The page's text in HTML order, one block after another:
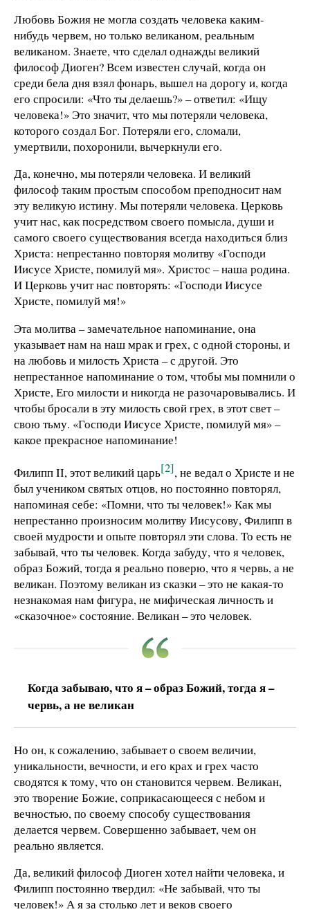
Любовь Божия не могла создать человека каким-
нибудь червем, но только великаном, реальным
великаном. Знаете, что сделал однажды великий
философ Диоген? Всем известен случай, когда он
среди бела дня взял фонарь, вышел на дорогу и, когда
его спросили: «Что ты делаешь?» – ответил: «Ищу
человека!» Это значит, что мы потеряли человека,
которого создал Бог. Потеряли его, сломали,
умертвили, похоронили, вычеркнули его.
Да, конечно, мы потеряли человека. И великий
философ таким простым способом преподносит нам
эту великую истину. Мы потеряли человека. Церковь
учит нас, как посредством своего помысла, души и
самого своего существования всегда находиться близ
Христа: непрестанно повторяя молитву «Господи
Иисусе Христе, помилуй мя». Христос – наша родина.
И Церковь учит нас повторять: «Господи Иисусе
Христе, помилуй мя!»
Эта молитва – замечательное напоминание, она
указывает нам на наш мрак и грех, с одной стороны, и
на любовь и милость Христа – с другой. Это
непрестанное напоминание о том, чтобы мы помнили о
Христе, Его милости и никогда не разочаровывались. И
чтобы бросали в эту милость свой грех, в этот свет –
свою тьму. «Господи Иисусе Христе, помилуй мя» –
какое прекрасное напоминание!
Филипп II, этот великий царь[2], не ведал о Христе и не
был учеником святых отцов, но постоянно повторял,
напоминая себе: «Помни, что ты человек!» Как мы
непрестанно произносим молитву Иисусову, Филипп в
своей мудрости и опыте повторял эти слова. То есть не
забывай, что ты человек. Когда забуду, что я человек,
образ Божий, тогда я реально поверю, что я червь, а не
великан. Поэтому великан из сказки – это не какая-то
незнакомая нам фигура, не мифическая личность и
«сказочное» состояние. Великан – это человек.
Когда забываю, что я – образ Божий, тогда я –
червь, а не великан
Но он, к сожалению, забывает о своем величии,
уникальности, вечности, и его крах и грех часто
сводятся к тому, что он становится червем. Великан,
это творение Божие, соприкасающееся с небом и
вечностью, по своему способу существования
делается червем. Совершенно забывает, чем он
реально является.
Да, великий философ Диоген хотел найти человека, и
Филипп постоянно твердил: «Не забывай, что ты
человек!» А я за столько лет и веков своего